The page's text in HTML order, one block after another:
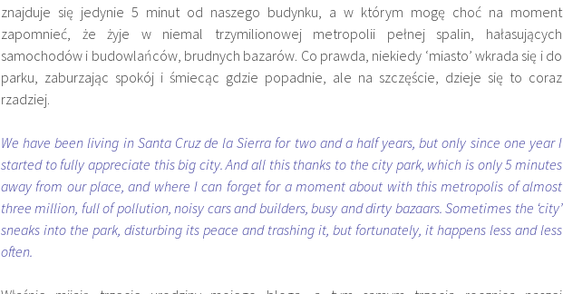
znajduje się jedynie 5 minut od naszego budynku, a w którym mogę choć na moment
zapomnieć, że żyje w niemal trzymilionowej metropolii pełnej spalin, hałasujących
samochodów i budowlańców, brudnych bazarów. Co prawda, niekiedy ‘miasto’ wkrada się i do
parku, zaburzając spokój i śmiecąc gdzie popadnie, ale na szczęście, dzieje się to coraz
rzadziej.
We have been living in Santa Cruz de la Sierra for two and a half years, but only since one year I
started to fully appreciate this big city. And all this thanks to the city park, which is only 5 minutes
away from our place, and where I can forget for a moment about with this metropolis of almost
three million, full of pollution, noisy cars and builders, busy and dirty bazaars. Sometimes the ‘city’
sneaks into the park, disturbing its peace and trashing it, but fortunately, it happens less and less
often.